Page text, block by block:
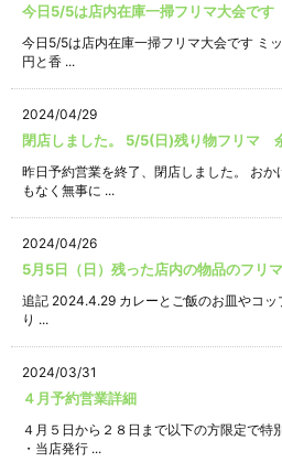
今日5/5は店内在庫一掃フリマ大会です
今日5/5は店内在庫一掃フリマ大会です ミ
円と香 ...
2024/04/29
閉店しました。 5/5(日)残り物フリマ
昨日予約営業を終了、閉店しました。 お
もなく無事に ...
2024/04/26
5月5日（日）残った店内の物品のフリ
追記 2024.4.29 カレーとご飯のお皿やコッ
り ...
2024/03/31
４月予約営業詳細
４月５日から２８日まで以下の方限定で特
・当店発行 ...